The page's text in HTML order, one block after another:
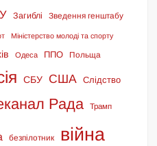
Загиблі Зведення генштабу
Міністерство молоді та спорту
Одеса ППО Польща
СБУ США Слідство
Рада Трамп
безпілотник війна